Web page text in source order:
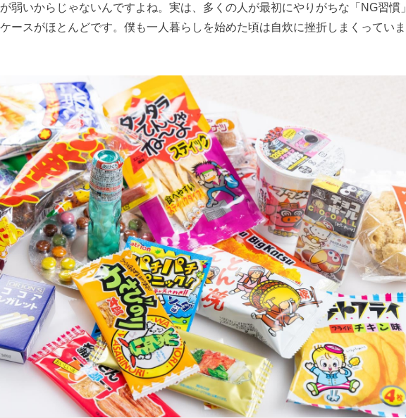
弱いからじゃないんですよね。実は、多くの人が最初にやりがちな「NG習慣」
ースがほとんどです。僕も一人暮らしを始めた頃は自炊に挫折しまくっていま